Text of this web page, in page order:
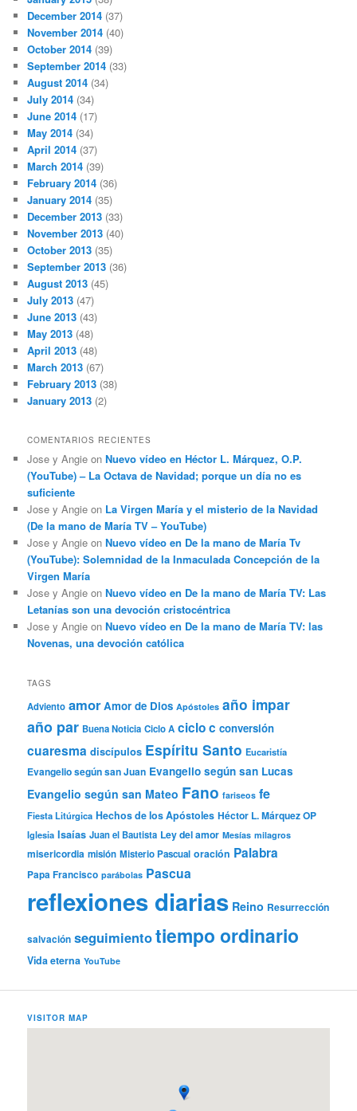
December 2014 (37)
November 2014 (40)
October 2014 (39)
September 2014 (33)
August 2014 (34)
July 2014 (34)
June 2014 (17)
May 2014 (34)
April 2014 (37)
March 2014 (39)
February 2014 (36)
January 2014 (35)
December 2013 (33)
November 2013 (40)
October 2013 (35)
September 2013 (36)
August 2013 (45)
July 2013 (47)
June 2013 (43)
May 2013 (48)
April 2013 (48)
March 2013 (67)
February 2013 (38)
January 2013 (2)
COMENTARIOS RECIENTES
Jose y Angie onNuevo vídeo en Héctor L. Márquez, O.P.
(YouTube) – La Octava de Navidad; porque un día no es
suficiente
Jose y Angie on La Virgen María y el misterio de la Navidad
(De la mano de María TV – YouTube)
Jose y Angie onNuevo vídeo en De la mano de María Tv
(YouTube): Solemnidad de la Inmaculada Concepción de la
Virgen María
Jose y Angie onNuevo vídeo en De la mano de María TV: Las
Letanías son una devoción cristocéntrica
Jose y Angie onNuevo vídeo en De la mano de María TV: las
Novenas, una devoción católica
TAGS
Adviento amor Amor de Dios Apóstoles año impar
año par Buena Noticia Ciclo A ciclo c conversión
cuaresma discípulos Espíritu Santo Eucaristía
Evangelio según san Juan Evangelio según san Lucas
Evangelio según san Mateo Fano fariseos fe
Fiesta Litúrgica Hechos de los Apóstoles Héctor L. Márquez OP
Iglesia Isaías Juan el Bautista Ley del amor Mesías milagros
misericordia misión Misterio Pascual oración Palabra
Papa Francisco parábolas Pascua
reflexiones diarias Reino Resurrección
salvación seguimientotiempo ordinario
Vida eterna YouTube
VISITOR MAP